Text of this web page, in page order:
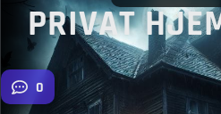
PRIVAT
0